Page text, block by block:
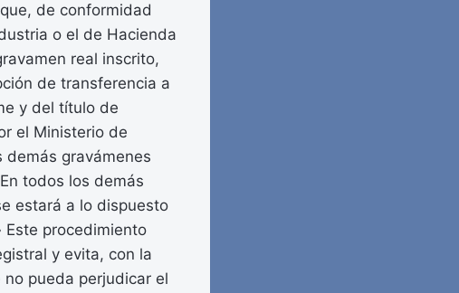
de conformidad
o el de Hacienda
real inscrito,
de transferencia a
y del título de
el Ministerio de
demás gravámenes
todos los demás
estará a lo dispuesto
procedimiento
y evita, con la
pueda perjudicar el